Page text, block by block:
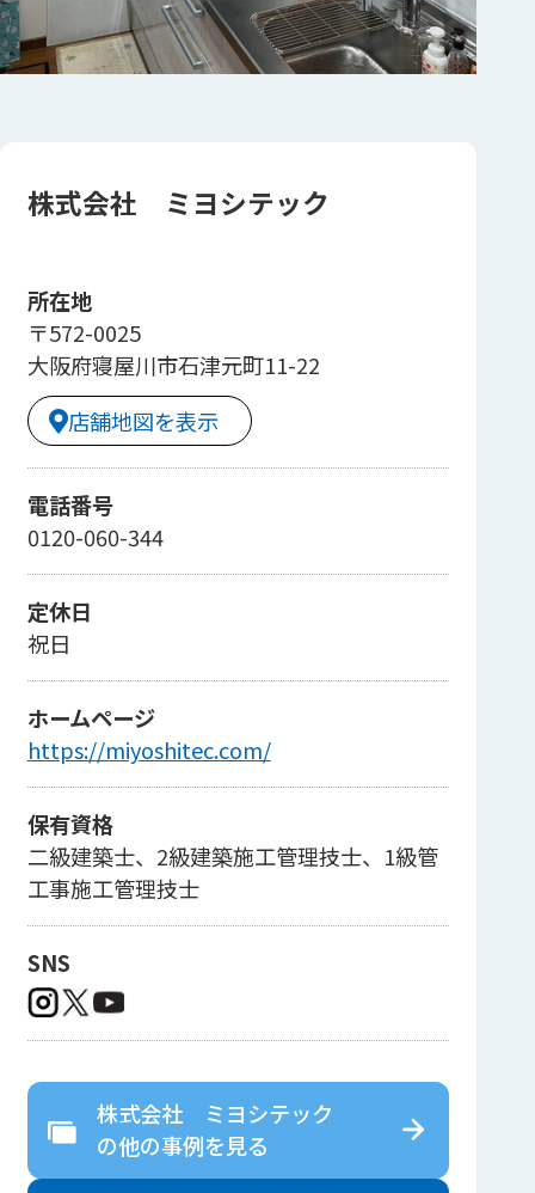
株式会社 ミヨシテック
所在地
〒572-0025
大阪府寝屋川市石津元町11-22
店舗地図を表示
電話番号
0120-060-344
定休日
祝日
ホームページ
https://miyoshitec.com/
保有資格
二級建築士、2級建築施工管理技士、1級管
工事施工管理技士
SNS
株式会社 ミヨシテック
の他の事例を見る